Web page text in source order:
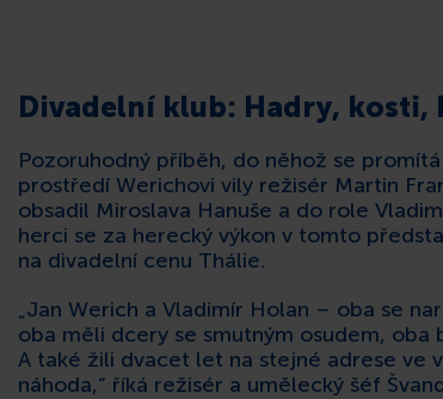
Divadelní klub: Hadry, kosti,
Pozoruhodný příběh, do něhož se
prostředí Werichovi vily režisér Martin
obsadil Miroslava Hanuše a do role
herci se za herecký výkon v tomto
na divadelní cenu Thálie.
„Jan Werich a Vladimír Holan – oba se
oba měli dcery se smutným osudem, oba
A také žili dvacet let na stejné adrese ve
náhoda,“ říká režisér a umělecký šéf